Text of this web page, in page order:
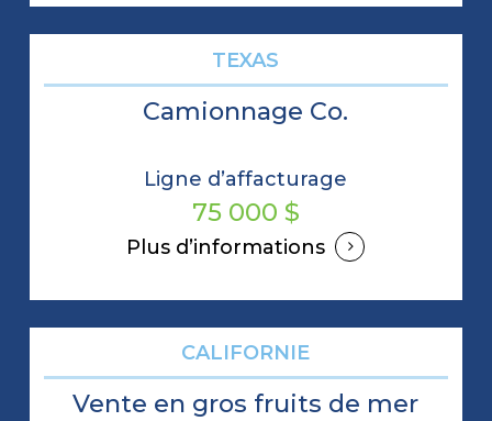
TEXAS
Camionnage Co.
Ligne d’affacturage
75 000 $
Plus d’informations
CALIFORNIE
Vente en gros fruits de mer